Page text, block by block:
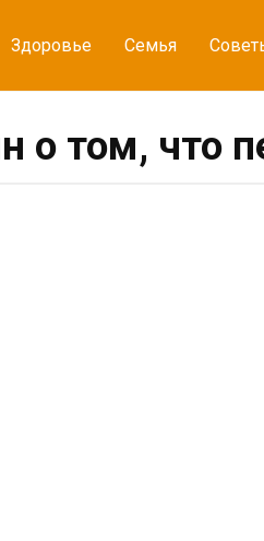
Здоровье Семья
о том, что